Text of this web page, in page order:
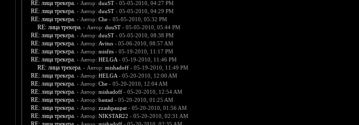
RE: лица трекера. - Автор: duuST- 05-05-2010, 04:27 PM
RE: лица трекера. - Автор: duuST- 05-05-2010, 04:29 PM
RE: лица трекера. - Автор: Che- 05-05-2010, 05:32 PM
RE: лица трекера. - Автор: duuST- 05-05-2010, 05:44 PM
RE: лица трекера. - Автор: duuST- 05-05-2010, 08:38 PM
RE: лица трекера. - Автор: Avitus- 05-06-2010, 08:57 AM
RE: лица трекера. - Автор: misfits- 05-19-2010, 11:17 PM
RE: лица трекера. - Автор: HELGA- 05-19-2010, 11:46 PM
RE: лица трекера. - Автор: mishadoff- 05-19-2010, 11:49 PM
RE: лица трекера. - Автор: HELGA- 05-20-2010, 12:00 AM
RE: лица трекера. - Автор: Che- 05-20-2010, 12:04 AM
RE: лица трекера. - Автор: mishadoff- 05-20-2010, 12:54 AM
RE: лица трекера. - Автор: bastad - 05-20-2010, 01:25 AM
RE: лица трекера. - Автор: zzashpaupat- 05-20-2010, 01:56 AM
RE: лица трекера. - Автор: NIKSTAR22 - 05-20-2010, 02:31 AM